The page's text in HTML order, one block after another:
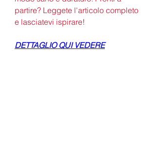
partire? Leggete l'articolo completo
e lasciatevi ispirare!
DETTAGLIO QUI VEDERE